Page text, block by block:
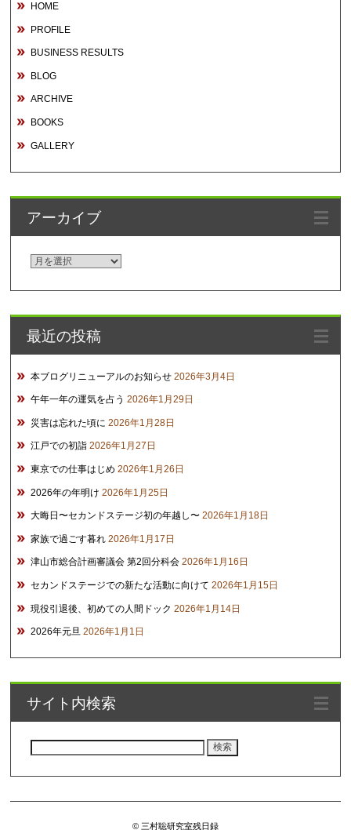
HOME
PROFILE
BUSINESS RESULTS
BLOG
ARCHIVE
BOOKS
GALLERY
アーカイブ
ア
イ
ブ
最近の投稿
本ブログリニューアルのお知らせ 2026年3月4日
午年一年の運気を占う 2026年1月29日
災害は忘れた頃に 2026年1月28日
江戸での初詣 2026年1月27日
東京での仕事はじめ 2026年1月26日
2026年の年明け 2026年1月25日
大晦日〜セカンドステージ初の年越し〜 2026年1月18日
家族で過ごす暮れ 2026年1月17日
津山市総合計画審議会 第2回分科会 2026年1月16日
セカンドステージでの新たな活動に向けて 2026年1月15日
現役引退後、初めての人間ドック 2026年1月14日
2026年元旦 2026年1月1日
サイト内検索
© 三村聡研究室残日録